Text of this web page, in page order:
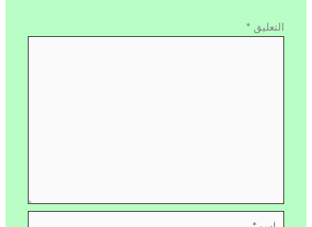
التعليق *
اسم*